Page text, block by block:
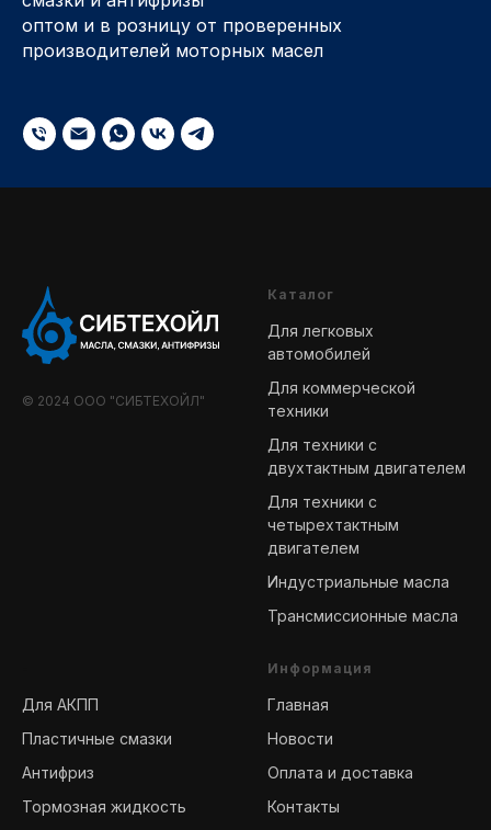
оптом и в розницу от проверенных
производителей моторных масел
© 2024 ООО "СИБТЕХОЙЛ"
Каталог
Для легковых
автомобилей
Для коммерческой
техники
Для техники с
двухтактным двигателем
Для техники с
четырехтактным
двигателем
Индустриальные масла
Трансмиссионные масла
Для АКПП
Пластичные смазки
Антифриз
Тормозная жидкость
Информация
Главная
Новости
Оплата и доставка
Контакты